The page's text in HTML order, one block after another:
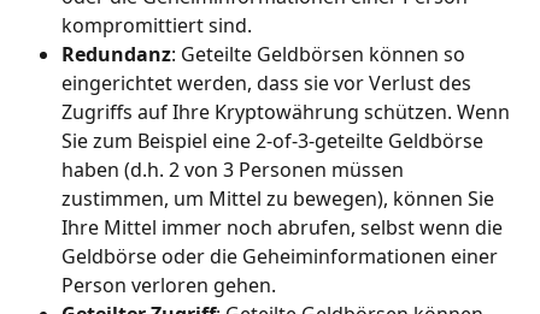
kompromittiert sind.
Redundanz: Geteilte Geldbörsen können so
eingerichtet werden, dass sie vor Verlust des
Zugriffs auf Ihre Kryptowährung schützen. Wenn
Sie zum Beispiel eine 2-of-3-geteilte Geldbörse
haben (d.h. 2 von 3 Personen müssen
zustimmen, um Mittel zu bewegen), können Sie
Ihre Mittel immer noch abrufen, selbst wenn die
Geldbörse oder die Geheiminformationen einer
Person verloren gehen.